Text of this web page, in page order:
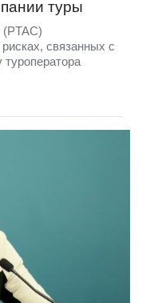
туры
связанных с
туроператора